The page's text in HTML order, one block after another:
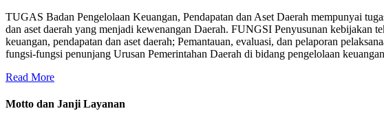
TUGAS Badan Pengelolaan Keuangan, Pendapatan dan Aset Daerah mempunyai
dan aset daerah yang menjadi kewenangan Daerah. FUNGSI Penyusunan kebijakan
keuangan, pendapatan dan aset daerah; Pemantauan, evaluasi, dan pelaporan
fungsi-fungsi penunjang Urusan Pemerintahan Daerah di bidang pengelolaan
Read More
Motto dan Janji Layanan